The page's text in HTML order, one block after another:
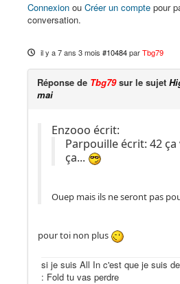
Connexionou Créer un comptepour
conversation.
il y a 7 ans 3 mois #10484 parTbg79
Réponse de Tbg79sur le sujet
mai
Enzooo écrit:
Parpouille écrit: 42
ça...
Ouep mais ils ne seront pas
pour toi non plus
si je suis All In c'est que je suis
: Fold tu vas perdre